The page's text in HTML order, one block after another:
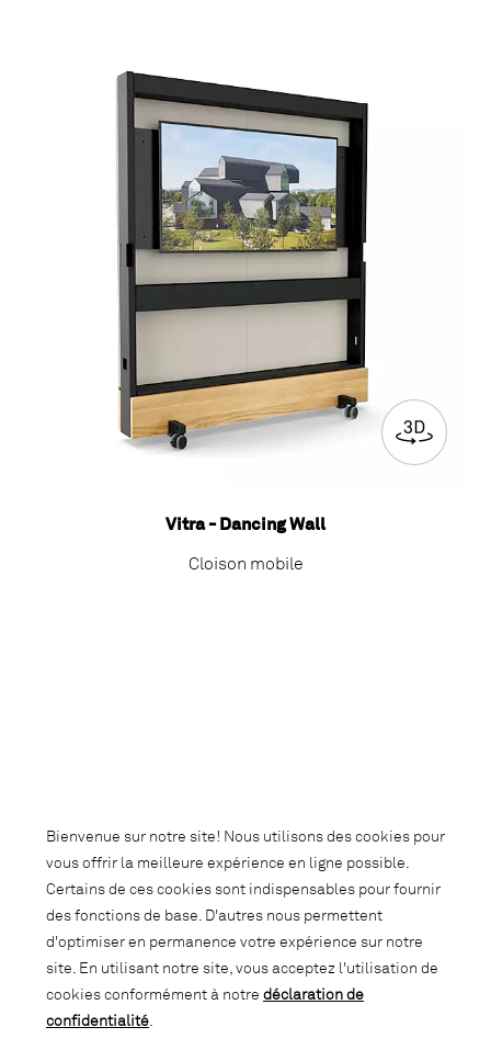
Vitra - Dancing Wall
Cloison mobile
Bienvenue sur notre site! Nous utilisons des cookies pour
vous offrir la meilleure expérience en ligne possible.
Certains de ces cookies sont indispensables pour fournir
des fonctions de base. D'autres nous permettent
d'optimiser en permanence votre expérience sur notre
site. En utilisant notre site, vous acceptez l'utilisation de
cookies conformément à notre déclaration de
confidentialité